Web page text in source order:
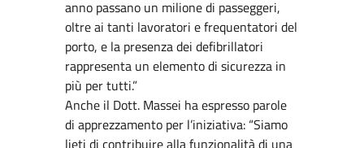
anno passano un milione di passeggeri,
oltre ai tanti lavoratori e frequentatori del
porto, e la presenza dei defibrillatori
rappresenta un elemento di sicurezza in
più per tutti.”
Anche il Dott. Massei ha espresso parole
di apprezzamento per l’iniziativa: “Siamo
lieti di contribuire alla funzionalità di una